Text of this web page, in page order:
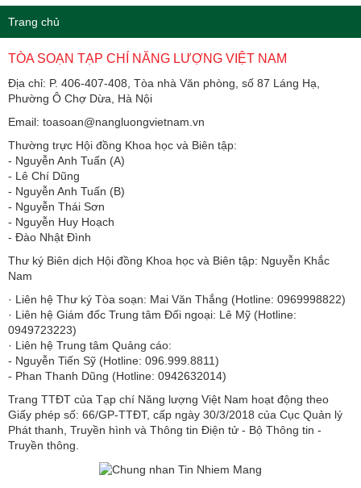
Trang chủ
TÒA SOẠN TẠP CHÍ NĂNG LƯỢNG VIỆT NAM
Địa chỉ: P. 406-407-408, Tòa nhà Văn phòng, số 87 Láng Hạ,
Phường Ô Chợ Dừa, Hà Nội
Email: toasoan@nangluongvietnam.vn
Thường trực Hội đồng Khoa học và Biên tập:
​​​​​​- Nguyễn Anh Tuấn (A)
- Lê Chí Dũng
- Nguyễn Anh Tuấn (B)
- Nguyễn Thái Sơn
- Nguyễn Huy Hoạch
- Đào Nhật Đình
Thư ký Biên dịch Hội đồng Khoa học và Biên tập: Nguyễn Khắc
Nam
· Liên hệ Thư ký Tòa soạn: Mai Văn Thắng (Hotline: 0969998822)
· Liên hệ Giám đốc Trung tâm Đối ngoại: Lê Mỹ (Hotline:
0949723223)
· Liên hệ Trung tâm Quảng cáo:
- Nguyễn Tiến Sỹ (Hotline: 096.999.8811)
- Phan Thanh Dũng (Hotline: 0942632014)
Trang TTĐT của Tạp chí Năng lượng Việt Nam hoạt động theo
Giấy phép số: 66/GP-TTĐT, cấp ngày 30/3/2018 của Cục Quản lý
Phát thanh, Truyền hình và Thông tin Điện tử - Bộ Thông tin -
Truyền thông.